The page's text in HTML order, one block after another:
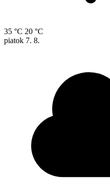
35 °C 20 °C
piatok 7. 8.